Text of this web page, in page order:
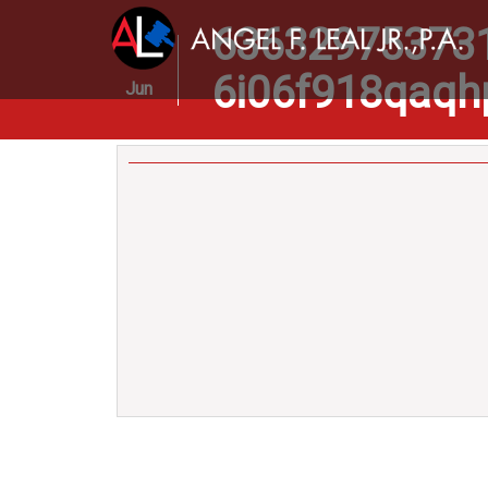
16
Jun